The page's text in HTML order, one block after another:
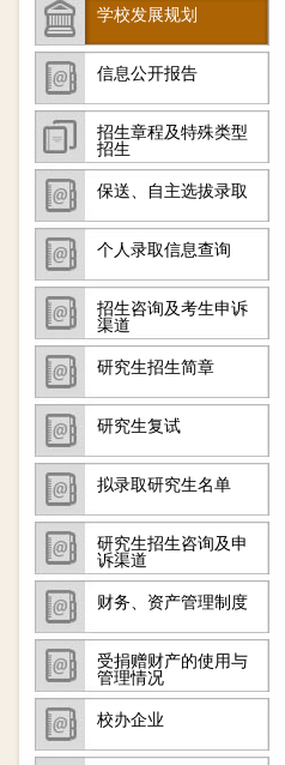
学校发展规划
信息公开报告
招生章程及特殊类型
招生
保送、自主选拔录取
个人录取信息查询
招生咨询及考生申诉
渠道
研究生招生简章
研究生复试
拟录取研究生名单
研究生招生咨询及申
诉渠道
财务、资产管理制度
受捐赠财产的使用与
管理情况
校办企业